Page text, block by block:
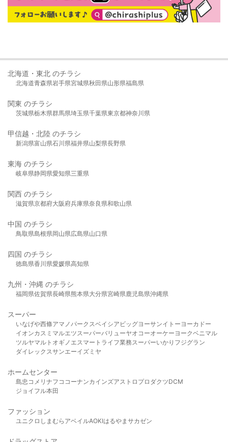
北海道・東北 のチラシ
北海道青森県岩手県宮城県秋田県山形県福島県
関東 のチラシ
茨城県栃木県群馬県埼玉県千葉県東京都神奈川県
甲信越・北陸 のチラシ
新潟県富山県石川県福井県山梨県長野県
東海 のチラシ
岐阜県静岡県愛知県三重県
関西 のチラシ
滋賀県京都府大阪府兵庫県奈良県和歌山県
中国 のチラシ
鳥取県島根県岡山県広島県山口県
四国 のチラシ
徳島県香川県愛媛県高知県
九州・沖縄 のチラシ
福岡県佐賀県長崎県熊本県大分県宮崎県鹿児島県沖縄県
スーパー
いなげや西條アマノパークスベイシア ビッグヨーサンイトーヨーカドー
イオンカスミ マルエツスーパーバリューヤオコーオーケー ヨークベニマル
ツルヤマルト オギノ エスマート ライフ業務スーパーいかり フジグラン
ダイレックスサンエーイズミヤ
ホームセンター
島忠 コメリ ナフコ コーナンカインズアストロプロダクツDCM
ジョイフル本田
ファッション
ユニクロ しまむら アベイルAOKIはるやま サカゼン